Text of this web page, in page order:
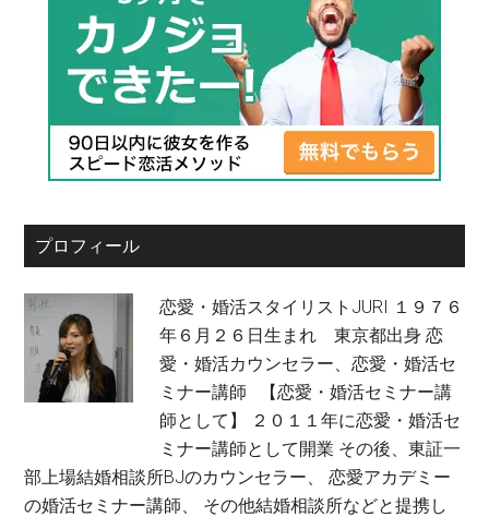
プロフィール
恋愛・婚活スタイリストJURI １９７６
年６月２６日生まれ 東京都出身 恋
愛・婚活カウンセラー、恋愛・婚活セ
ミナー講師 【恋愛・婚活セミナー講
師として】 ２０１１年に恋愛・婚活セ
ミナー講師として開業 その後、東証一
部上場結婚相談所BJのカウンセラー、 恋愛アカデミー
の婚活セミナー講師、 その他結婚相談所などと提携し